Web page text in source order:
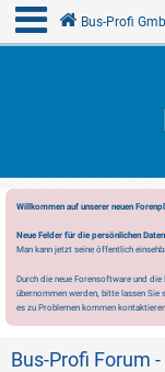
Bus-Profi
Willkommen auf unserer neuen
Neue Felder für die persönlichen Daten
Man kann jetzt seine öffentlich
Durch die neue Forensoftware und
übernommen werden, bitte lassen Sie
es zu Problemen kommen
Bus-Profi Forum